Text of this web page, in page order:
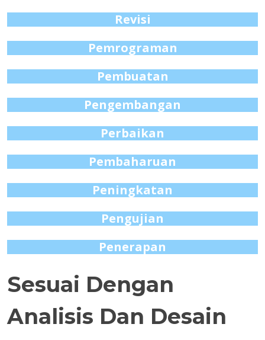
Revisi
Pemrograman
Pembuatan
Pengembangan
Perbaikan
Pembaharuan
Peningkatan
Pengujian
Penerapan
Sesuai Dengan
Analisis Dan Desain